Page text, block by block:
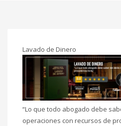
Lavado de Dinero
“Lo que todo abogado debe
operaciones con recursos de